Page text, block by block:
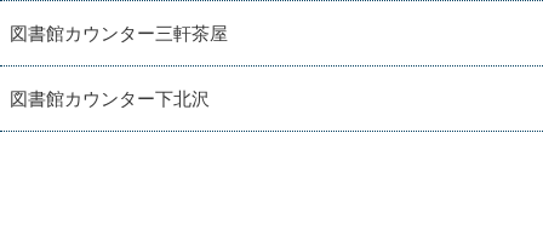
図書館カウンター三軒茶屋
図書館カウンター下北沢